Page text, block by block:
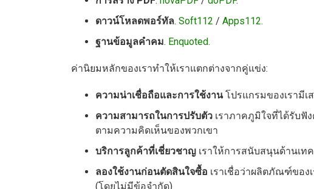
ดาวน์โหลดพอร์ทัล. Soft112 / Apps112.
ฐานข้อมูลคำคม. Enquoted.
ค่านิยมหลักของเราทำให้เราแตกต่างจากคู่แข่ง:
ความน่าเชื่อถือและการใช้งานโปรแกรมของเรามีเ
ความสามารถในการปรับตัว เราภาคภูมิใจที่ได้รับฟั
ตามความคิดเห็นของพวกเขา
บริการลูกค้าที่เชี่ยวชาญ เราให้การสนับสนุนด้านเท
ลองใช้งานก่อนตัดสินใจซื้อ เราเชื่อว่าผลิตภัณฑ์ของ
(โดยไม่มีข้อจำกัด)